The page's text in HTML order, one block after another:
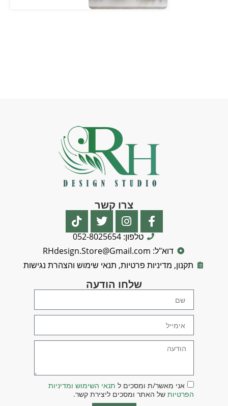
צרו קשר
טלפון: 052-8025654
דוא"ל: RHdesign.Store@Gmail.com
תקנון, מדיניות פרטיות, תנאי שימוש והצהרת נגישות
שלחו הודעה
אני מאשר/ת ומסכים ל תנאי השימוש ומדיניות
הפרטיות של האתר ומסכים ליצירת קשר.